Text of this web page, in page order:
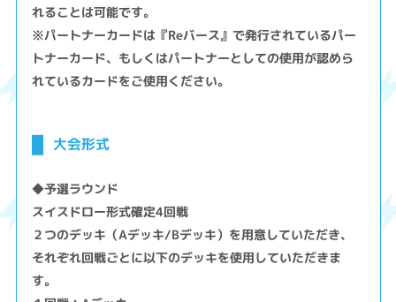
れることは可能です。
※パートナーカードは『Reバース』で発行されているパー
トナーカード、もしくはパートナーとしての使用が認めら
れているカードをご使用ください。
大会形式
◆予選ラウンド
スイスドロー形式確定4回戦
２つのデッキ（Aデッキ/Bデッキ）を用意していただき、
それぞれ回戦ごとに以下のデッキを使用していただきま
す。